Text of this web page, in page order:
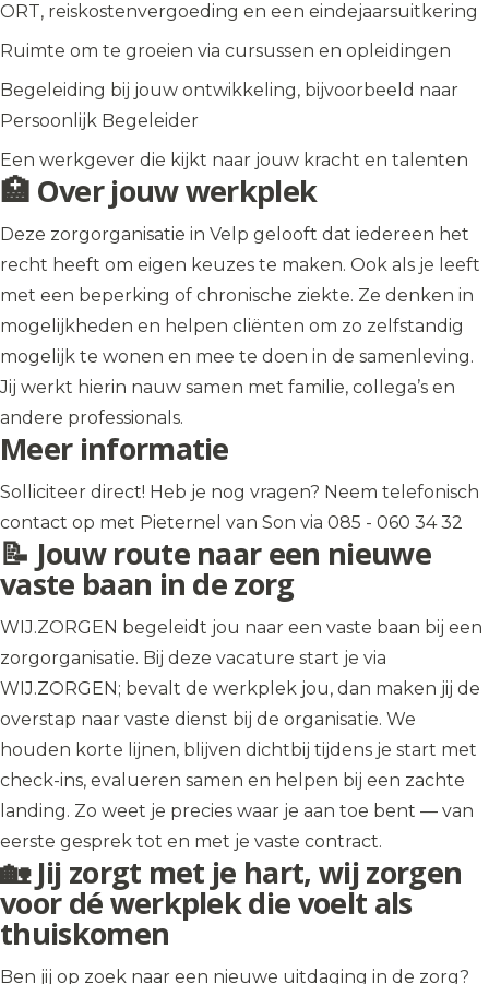
ORT, reiskostenvergoeding en een eindejaarsuitkering
Ruimte om te groeien via cursussen en opleidingen
Begeleiding bij jouw ontwikkeling, bijvoorbeeld naar
Persoonlijk Begeleider
Een werkgever die kijkt naar jouw kracht en talenten
🏥 Over jouw werkplek
Deze zorgorganisatie in Velp gelooft dat iedereen het
recht heeft om eigen keuzes te maken. Ook als je leeft
met een beperking of chronische ziekte. Ze denken in
mogelijkheden en helpen cliënten om zo zelfstandig
mogelijk te wonen en mee te doen in de samenleving.
Jij werkt hierin nauw samen met familie, collega’s en
andere professionals.
Meer informatie
Solliciteer direct! Heb je nog vragen? Neem telefonisch
contact op met Pieternel van Son via 085 - 060 34 32
📝 Jouw route naar een nieuwe
vaste baan in de zorg
WIJ.ZORGEN begeleidt jou naar een vaste baan bij een
zorgorganisatie. Bij deze vacature start je via
WIJ.ZORGEN; bevalt de werkplek jou, dan maken jij de
overstap naar vaste dienst bij de organisatie. We
houden korte lijnen, blijven dichtbij tijdens je start met
check-ins, evalueren samen en helpen bij een zachte
landing. Zo weet je precies waar je aan toe bent — van
eerste gesprek tot en met je vaste contract.
🏡 Jij zorgt met je hart, wij zorgen
voor dé werkplek die voelt als
thuiskomen
Ben jij op zoek naar een nieuwe uitdaging in de zorg?